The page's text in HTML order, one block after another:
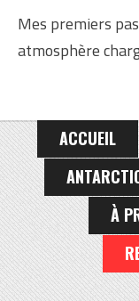
Mes premiers
atmosphère
ACCUEIL
À